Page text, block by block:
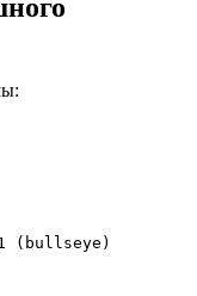
(bullseye)